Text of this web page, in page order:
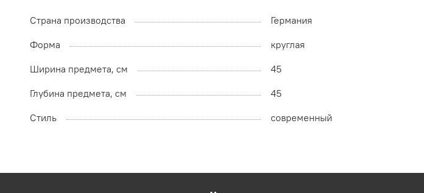
Страна производства
Германия
Форма
круглая
Ширина предмета, см
45
Глубина предмета, см
45
Стиль современный